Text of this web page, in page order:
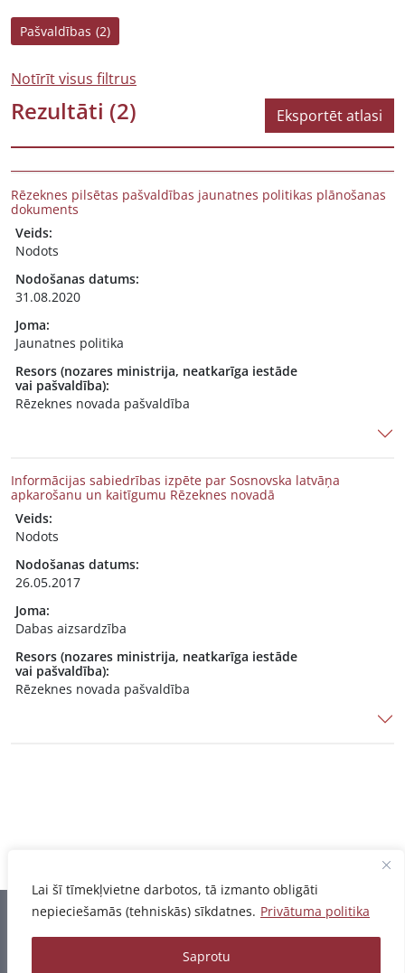
Lai šī tīmekļvietne darbotos, tā izmanto obligāti
nepieciešamās (tehniskās) sīkdatnes. Privātuma politika
Saprotu
Pašvaldības (2)
Notīrīt visus filtrus
Rezultāti (2) Eksportēt atlasi
Rēzeknes pilsētas pašvaldības jaunatnes politikas plānošanas
dokuments
Veids:
Nodots
Nodošanas datums:
31.08.2020
Joma:
Jaunatnes politika
Resors (nozares ministrija, neatkarīga iestāde
vai pašvaldība):
Rēzeknes novada pašvaldība
Informācijas sabiedrības izpēte par Sosnovska latvāņa
apkarošanu un kaitīgumu Rēzeknes novadā
Veids:
Nodots
Nodošanas datums:
26.05.2017
Joma:
Dabas aizsardzība
Resors (nozares ministrija, neatkarīga iestāde
vai pašvaldība):
Rēzeknes novada pašvaldība
Informācija pēdējo reizi atjaunota 07.08.2026